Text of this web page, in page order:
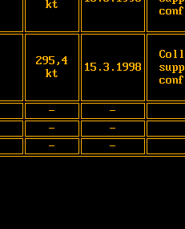
kt
295,4
kt
15.3.1998
- -
- -
- -